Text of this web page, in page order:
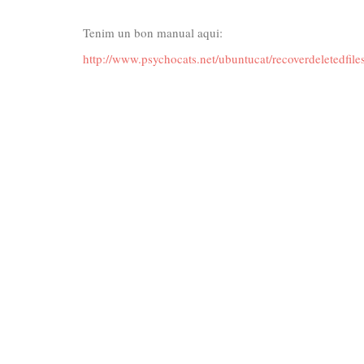
Tenim un bon manual aqui:
http://www.psychocats.net/ubuntucat/